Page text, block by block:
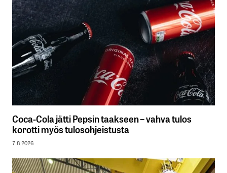
Coca-Cola jätti Pepsin taakseen – vahva tulos
korotti myös tulosohjeistusta
7.8.2026